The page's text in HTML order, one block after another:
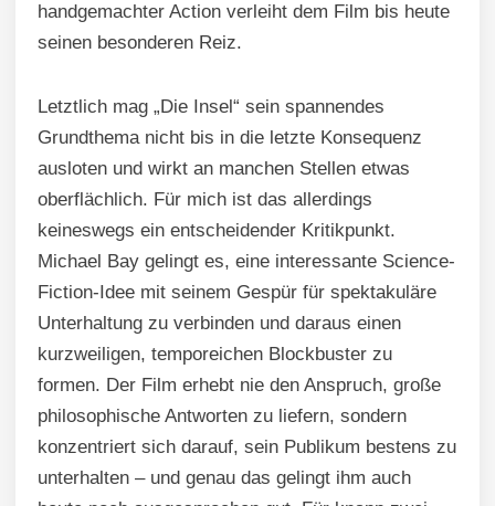
handgemachter Action verleiht dem Film bis heute
seinen besonderen Reiz.
Letztlich mag „Die Insel“ sein spannendes
Grundthema nicht bis in die letzte Konsequenz
ausloten und wirkt an manchen Stellen etwas
oberflächlich. Für mich ist das allerdings
keineswegs ein entscheidender Kritikpunkt.
Michael Bay gelingt es, eine interessante Science-
Fiction-Idee mit seinem Gespür für spektakuläre
Unterhaltung zu verbinden und daraus einen
kurzweiligen, temporeichen Blockbuster zu
formen. Der Film erhebt nie den Anspruch, große
philosophische Antworten zu liefern, sondern
konzentriert sich darauf, sein Publikum bestens zu
unterhalten – und genau das gelingt ihm auch